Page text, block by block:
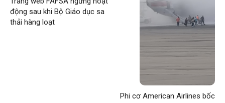
động sau khi Bộ Giáo dục sa
thải hàng loạt
Phi cơ American Airlines bốc